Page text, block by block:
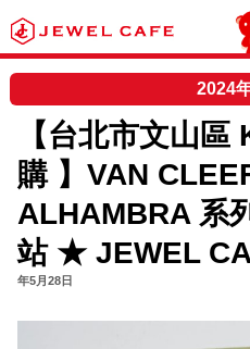
JEWEL
2024
【台北市文山
購 】VAN
ALHAMBRA 系
站 ★ JEWEL
年5月28日